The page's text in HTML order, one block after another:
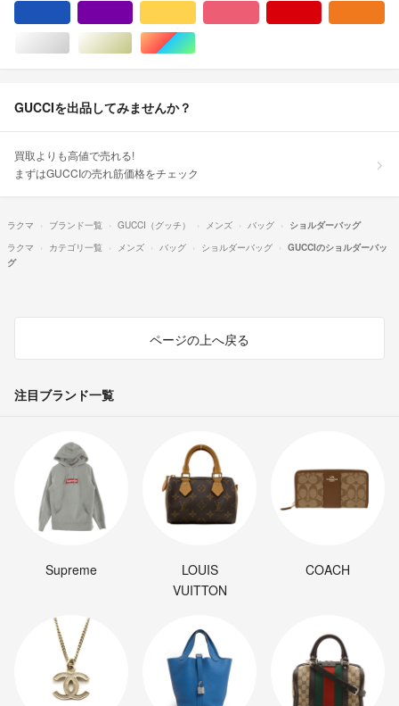
シルバー/銀色系ゴールド/金色系マルチカラー
GUCCIを出品してみませんか？
買取よりも高値で売れる!
まずはGUCCIの売れ筋価格をチェック
ラクマ ブランド一覧 GUCCI（グッチ） メンズ バッグ
ショルダーバッグ
ラクマ
カテゴリ一覧 メンズ バッグ ショルダーバッグ
GUCCIのショルダーバッ
グ
ページの上へ戻る
注目ブランド一覧
Supreme
LOUIS
VUITTON
COACH